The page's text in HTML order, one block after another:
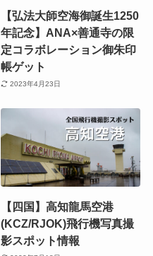
【弘法大師空海御誕生1250
年記念】ANA×善通寺の限
定コラボレーション御朱印
帳ゲット
2023年4月23日
【四国】高知龍馬空港
(KCZ/RJOK)飛行機写真撮
影スポット情報